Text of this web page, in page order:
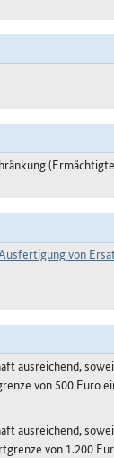
von
ausreichend,
von 500 Euro
ausreichend,
von 1.200